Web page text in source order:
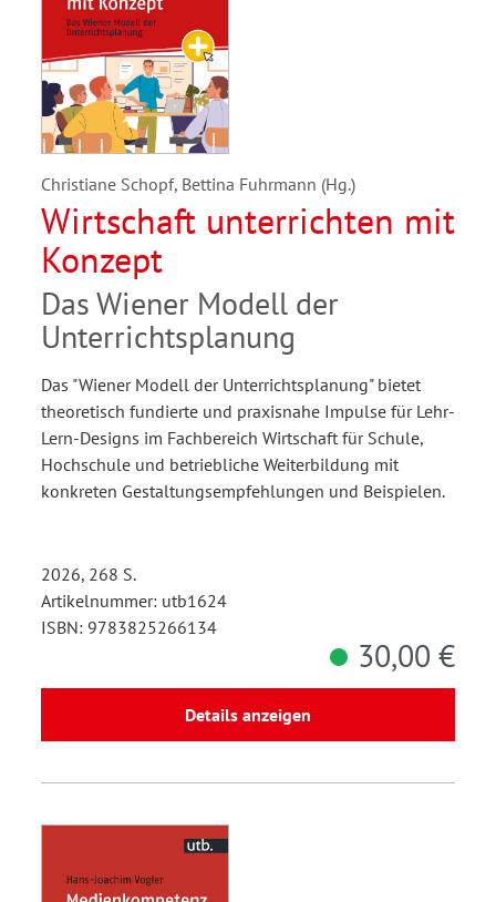
Christiane Schopf, Bettina Fuhrmann (Hg.)
Wirtschaft unterrichten mit
Konzept
Das Wiener Modell der
Unterrichtsplanung
Das "Wiener Modell der Unterrichtsplanung" bietet
theoretisch fundierte und praxisnahe Impulse für Lehr-
Lern-Designs im Fachbereich Wirtschaft für Schule,
Hochschule und betriebliche Weiterbildung mit
konkreten Gestaltungsempfehlungen und Beispielen.
2026, 268 S.
Artikelnummer: utb1624
ISBN: 9783825266134
30,00 €
Details anzeigen